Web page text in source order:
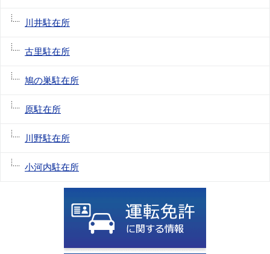
川井駐在所
古里駐在所
鳩の巣駐在所
原駐在所
川野駐在所
小河内駐在所